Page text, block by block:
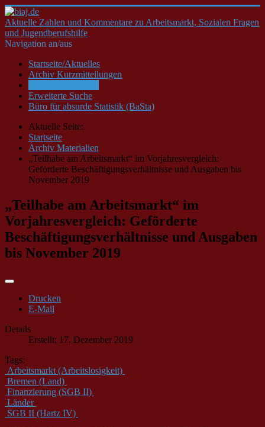
Aktuelle Zahlen und Kommentare zu Arbeitsmarkt, Sozialen Fragen
und Jugendberufshilfe
Navigation an/aus
Startseite/Aktuelles
Archiv Kurzmitteilungen
Erweiterte Suche
Büro für absurde Statistik (BaSta)
Aktuelle Seite:
Startseite
Archiv Materialien
„Teilhabe am Arbeitsmarkt“ im Vorjahresvergleich:
Geförderte Beschäftigungsverhältnisse und Ausgaben bis
November 2019
„Teilhabe am Arbeitsmarkt“ im
Vorjahresvergleich: Geförderte
Beschäftigungsverhältnisse und Ausgaben
bis November 2019
Drucken
E-Mail
Details
Erstellt: 17. Dezember 2019
Tags:
Arbeitsmarkt (Arbeitslosigkeit)
Bremen (Land)
Finanzierung (SGB II)
Länder
SGB II (Hartz IV)